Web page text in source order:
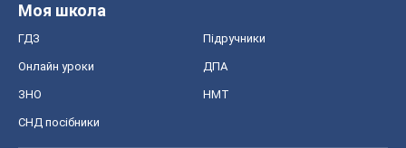
Моя школа
ГДЗ Підручники
Онлайн уроки ДПА
ЗНО НМТ
СНД посібники